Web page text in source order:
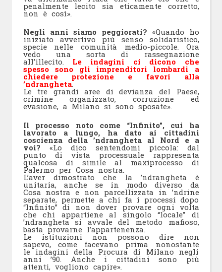
penalmente lecito sia eticamente corretto,
non è così».
Negli anni siamo peggiorati? «Quando ho
iniziato avvertivo più senso solidaristico,
specie nelle comunità medio-piccole. Ora
vedo una sorta di rassegnazione
all’illecito. Le indagini ci dicono che
spesso sono gli imprenditori lombardi a
chiedere protezione e favori alla
’ndrangheta.
Le tre grandi aree di devianza del Paese,
crimine organizzato, corruzione ed
evasione, a Milano si sono sposate».
Il processo noto come “Infinito”, cui ha
lavorato a lungo, ha dato ai cittadini
coscienza della ’ndrangheta al Nord e a
voi? «Lo dico sentendomi piccola: dal
punto di vista processuale rappresenta
qualcosa di simile al maxiprocesso di
Palermo per Cosa nostra.
L’aver dimostrato che la ’ndrangheta è
unitaria, anche se in modo diverso da
Cosa nostra e non parcellizzata in ’ndrine
separate, permette a chi fa i processi dopo
“Infinito” di non dover provare ogni volta
che chi appartiene al singolo “locale” di
’ndrangheta si avvale del metodo mafioso,
basta provarne l’appartenenza.
Le istituzioni non possono dire non
sapevo, come facevano prima nonostante
le indagini della Procura di Milano negli
anni ’90. Anche i cittadini sono più
attenti, vogliono capire».